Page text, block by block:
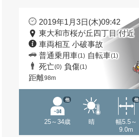
2019年1月3日(木)09:42
東大和市桜が丘四丁目 付近
車両相互 小破事故
普通乗用車(1) 自転車(1)
死亡(0) 負傷(1)
距離98m
25～34歳
他
晴
幅5.5～
9.0m
他